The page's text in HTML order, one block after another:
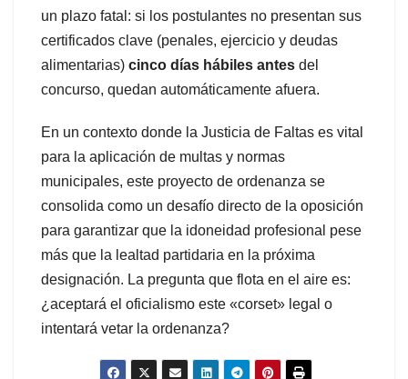
un plazo fatal: si los postulantes no presentan sus
certificados clave (penales, ejercicio y deudas
alimentarias) cinco días hábiles antes del
concurso, quedan automáticamente afuera.
En un contexto donde la Justicia de Faltas es vital
para la aplicación de multas y normas
municipales, este proyecto de ordenanza se
consolida como un desafío directo de la oposición
para garantizar que la idoneidad profesional pese
más que la lealtad partidaria en la próxima
designación. La pregunta que flota en el aire es:
¿aceptará el oficialismo este «corset» legal o
intentará vetar la ordenanza?